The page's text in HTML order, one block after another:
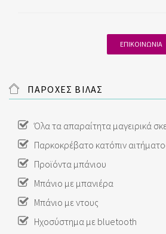
ΕΠΙΚΟΙΝΩΝΙΑ
ΠΑΡΟΧΕΣ ΒΙΛΑΣ
Όλα τα απαραίτητα μαγειρικά
Παρκοκρέβατο κατόπιν
Προϊόντα μπάνιου
Μπάνιο με μπανιέρα
Μπάνιο με ντους
Ηχοσύστημα με bluetooth